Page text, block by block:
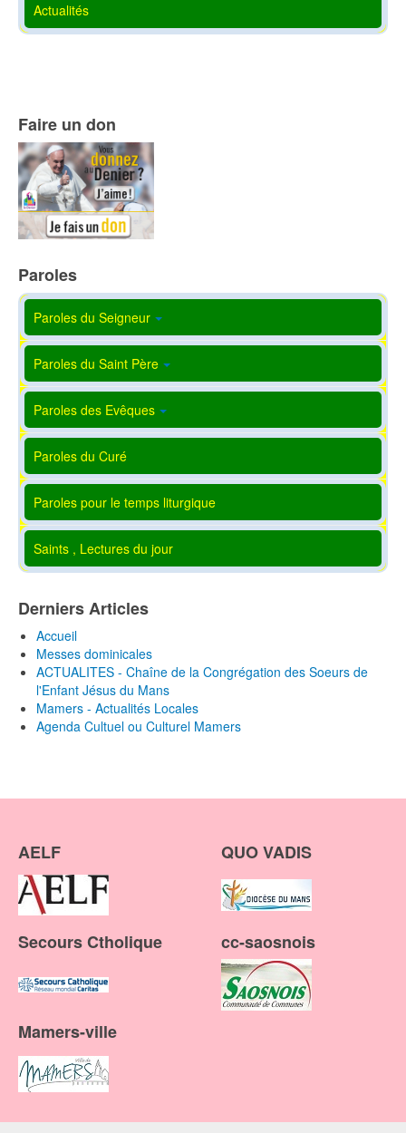
Actualités
Faire un don
Paroles
Paroles du Seigneur
Paroles du Saint Père
Paroles des Evêques
Paroles du Curé
Paroles pour le temps liturgique
Saints , Lectures du jour
Derniers Articles
Accueil
Messes dominicales
ACTUALITES - Chaîne de la Congrégation des Soeurs de
l'Enfant Jésus du Mans
Mamers - Actualités Locales
Agenda Cultuel ou Culturel Mamers
AELF QUO VADIS
Secours Ctholique cc-saosnois
Mamers-ville